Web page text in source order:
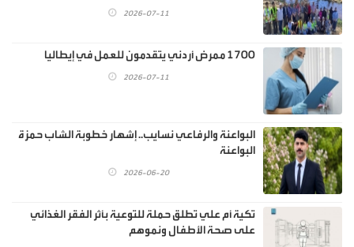
2026-07-11
1700 ممرض أردني يتقدمون للعمل في إيطاليا
2026-07-11
البواعنة والرفاعي نسايب.. إشهار خطوبة الشاب حمزة
البواعنة
2026-06-20
تكية أم علي تطلق حملة للتوعية بأثر الفقر الغذائي
على صحة الأطفال ونموهم